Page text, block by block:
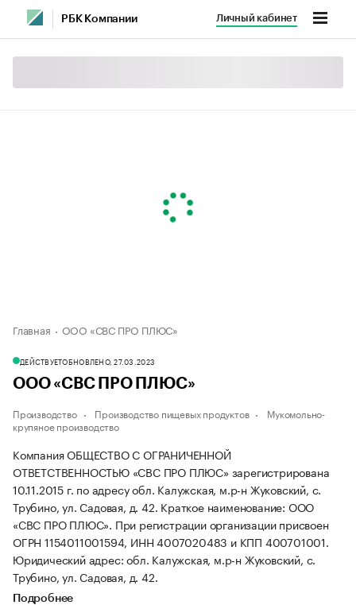
РБК Компании Личный кабинет
Главная ООО «СВС ПРО ПЛЮС»
ДЕЙСТВУЕТОБНОВЛЕНО, 27.03.2023
ООО «СВС ПРО ПЛЮС»
Производство Производство пищевых продуктов
Мукомольно-
крупяное производство
Компания ОБЩЕСТВО С ОГРАНИЧЕННОЙ
ОТВЕТСТВЕННОСТЬЮ «СВС ПРО ПЛЮС» зарегистрирована
10.11.2015 г. по адресу обл. Калужская, м.р-н Жуковский, с.
Трубино, ул. Садовая, д. 42. Краткое наименование: ООО
«СВС ПРО ПЛЮС». При регистрации организации присвоен
ОГРН 1154011001594, ИНН 4007020483 и КПП 400701001.
Юридический адрес: обл. Калужская, м.р-н Жуковский, с.
Трубино, ул. Садовая, д. 42.
Подробнее